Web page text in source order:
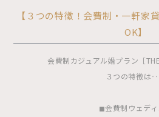
【３つの特徴！会費制・一軒家
OK】
会費制カジュアル婚プラン［THE
３つの特徴は
◼︎会費制ウェディ